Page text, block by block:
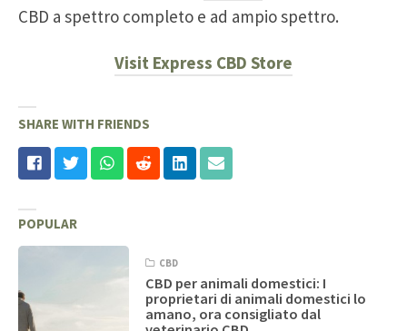
CBD a spettro completo e ad ampio spettro.
Visit Express CBD Store
SHARE WITH FRIENDS
POPULAR
CBD
CBD per animali domestici: I
proprietari di animali domestici lo
amano, ora consigliato dal